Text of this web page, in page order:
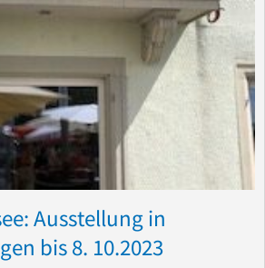
Ausstellung in
bis 8. 10.2023